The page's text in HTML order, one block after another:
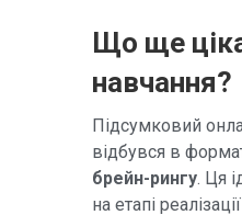
Що ще
навчання?
Підсумковий
відбувся в
брейн-рингу. Ця
на етапі